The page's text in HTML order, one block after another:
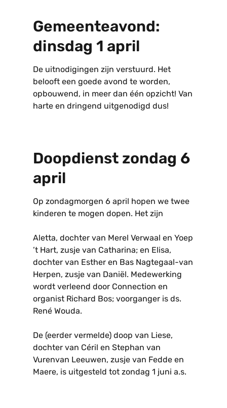
Gemeenteavond:
dinsdag 1 april
De uitnodigingen zijn verstuurd. Het
belooft een goede avond te worden,
opbouwend, in meer dan één opzicht! Van
harte en dringend uitgenodigd dus!
Doopdienst zondag 6
april
Op zondagmorgen 6 april hopen we twee
kinderen te mogen dopen. Het zijn
Aletta, dochter van Merel Verwaal en Yoep
’t Hart, zusje van Catharina; en Elisa,
dochter van Esther en Bas Nagtegaal-van
Herpen, zusje van Daniël. Medewerking
wordt verleend door Connection en
organist Richard Bos; voorganger is ds.
René Wouda.
De (eerder vermelde) doop van Liese,
dochter van Céril en Stephan van
Vurenvan Leeuwen, zusje van Fedde en
Maere, is uitgesteld tot zondag 1 juni a.s.